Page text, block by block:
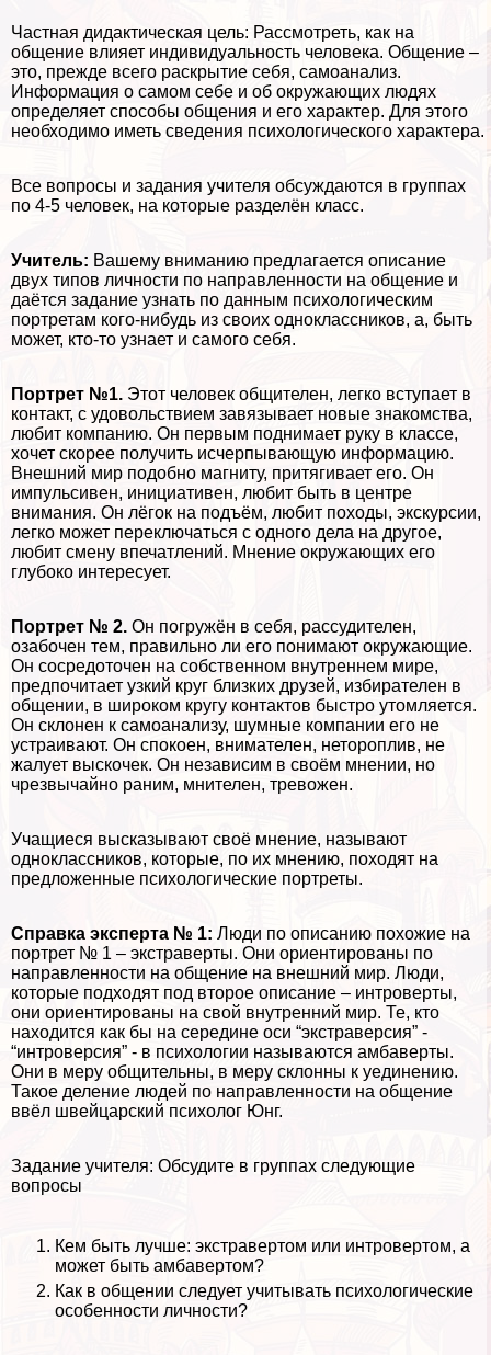
Частная дидактическая цель: Рассмотреть, как на
общение влияет индивидуальность человека. Общение –
это, прежде всего раскрытие себя, самоанализ.
Информация о самом себе и об окружающих людях
определяет способы общения и его хаpaктер. Для этого
необходимо иметь сведения психологического хаpaктера.
Все вопросы и задания учителя обсуждаются в группах
по 4-5 человек, на которые разделён класс.
Учитель: Вашему вниманию предлагается описание
двух типов личности по направленности на общение и
даётся задание узнать по данным психологическим
портретам кого-нибудь из своих одноклассников, а, быть
может, кто-то узнает и самого себя.
Портрет №1. Этот человек общителен, легко вступает в
контакт, с удовольствием завязывает новые знакомства,
любит компанию. Он первым поднимает руку в классе,
хочет скорее получить исчерпывающую информацию.
Внешний мир подобно магниту, притягивает его. Он
импульсивен, инициативен, любит быть в центре
внимания. Он лёгок на подъём, любит походы, экскурсии,
легко может переключаться с одного дела на другое,
любит смену впечатлений. Мнение окружающих его
глубоко интересует.
Портрет № 2. Он погружён в себя, рассудителен,
озабочен тем, правильно ли его понимают окружающие.
Он сосредоточен на собственном внутреннем мире,
предпочитает узкий круг близких друзей, избирателен в
общении, в широком кругу контактов быстро утомляется.
Он склонен к самоанализу, шумные компании его не
устраивают. Он спокоен, внимателен, нетороплив, не
жалует выскочек. Он независим в своём мнении, но
чрезвычайно раним, мнителен, тревожен.
Учащиеся высказывают своё мнение, называют
одноклассников, которые, по их мнению, походят на
предложенные психологические портреты.
Справка эксперта № 1: Люди по описанию похожие на
портрет № 1 – экстраверты. Они ориентированы по
направленности на общение на внешний мир. Люди,
которые подходят под второе описание – интроверты,
они ориентированы на свой внутренний мир. Те, кто
находится как бы на середине оси “экстраверсия” -
“интроверсия” - в психологии называются амбаверты.
Они в меру общительны, в меру склонны к уединению.
Такое деление людей по направленности на общение
ввёл швейцарский психолог Юнг.
Задание учителя: Обсудите в группах следующие
вопросы
Кем быть лучше: экстравертом или интровертом, а
может быть амбавертом?
Как в общении следует учитывать психологические
особенности личности?